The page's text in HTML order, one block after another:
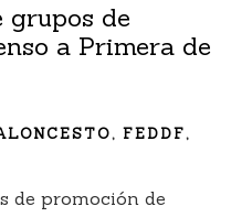
grupos de
a Primera de
, FEDDF,
de promoción de